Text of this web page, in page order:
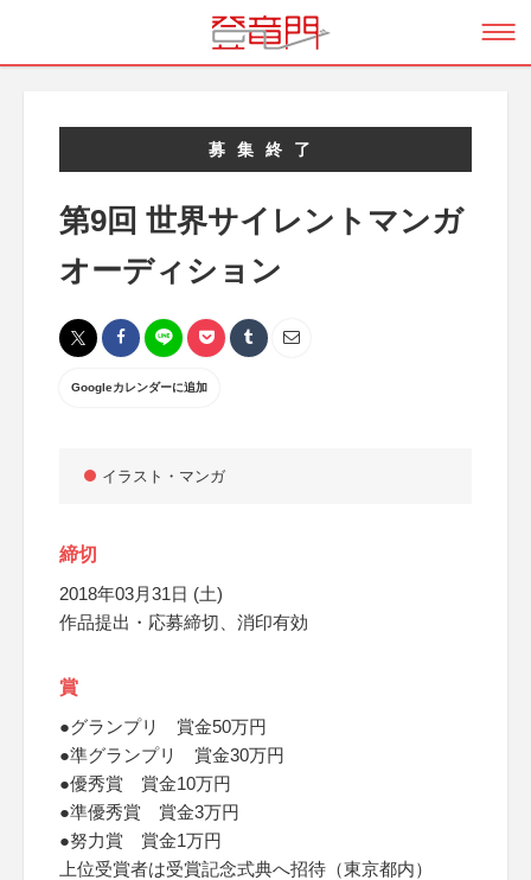
募集終了
第9回 世界サイレントマンガ
オーディション
Googleカレンダーに追加
イラスト・マンガ
締切
2018年03月31日 (土)
作品提出・応募締切、消印有効
賞
●グランプリ 賞金50万円
●準グランプリ 賞金30万円
●優秀賞 賞金10万円
●準優秀賞 賞金3万円
●努力賞 賞金1万円
上位受賞者は受賞記念式典へ招待（東京都内）